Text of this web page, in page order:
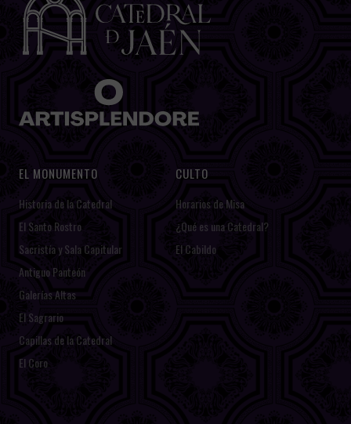
EL MONUMENTO
Historia de la Catedral
El Santo Rostro
Sacristía y Sala Capitular
Antiguo Panteón
Galerías Altas
El Sagrario
Capillas de la Catedral
El Coro
CULTO
Horarios de Misa
¿Qué es una Catedral?
El Cabildo